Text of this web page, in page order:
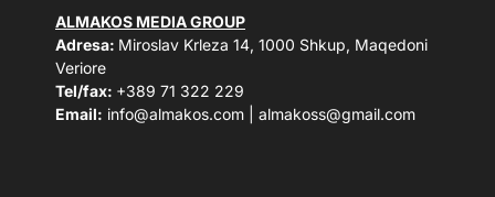
ALMAKOS MEDIA GROUP
Adresa: Miroslav Krleza 14, 1000 Shkup, Maqedoni
Veriore
Tel/fax: +389 71 322 229
Email: info@almakos.com almakoss@gmail.com